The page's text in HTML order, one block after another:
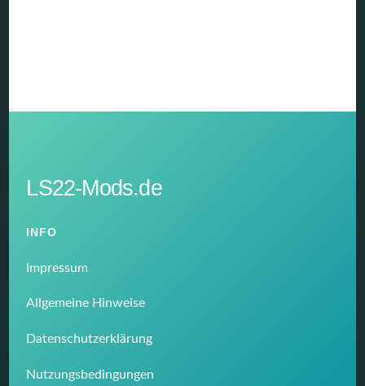
LS22-Mods.de
INFO
Impressum
Allgemeine Hinweise
Datenschutzerklärung
Nutzungsbedingungen